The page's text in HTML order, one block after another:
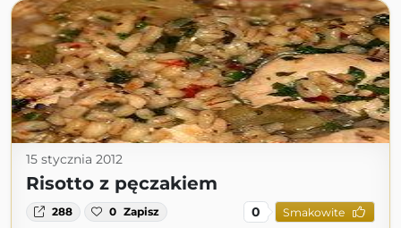
15 stycznia 2012
Risotto z pęczakiem
288 0 Zapisz 0 Smakowite